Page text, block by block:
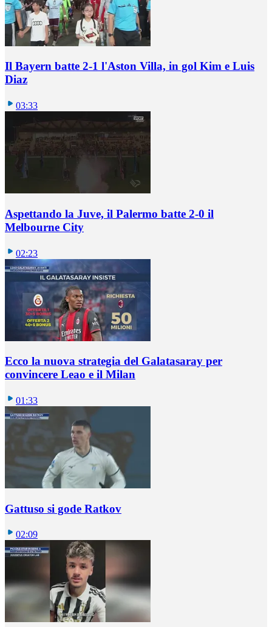
Il Bayern batte 2-1 l'Aston Villa, in gol Kim e Luis
Diaz
03:33
Aspettando la Juve, il Palermo batte 2-0 il
Melbourne City
02:23
Ecco la nuova strategia del Galatasaray per
convincere Leao e il Milan
01:33
Gattuso si gode Ratkov
02:09